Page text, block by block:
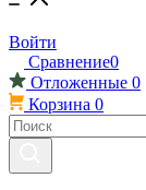
Войти
Сравнение0
Отложенные 0
Корзина 0